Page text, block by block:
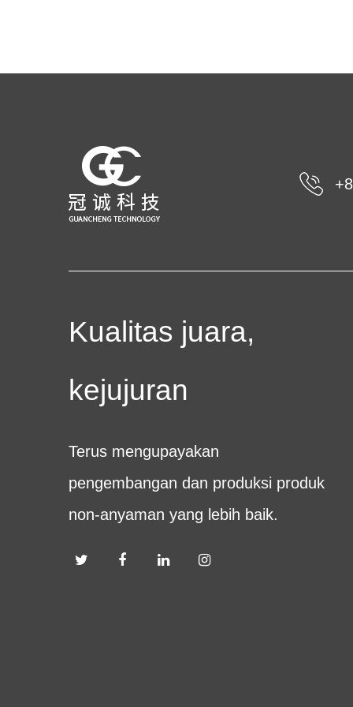
Kualitas juara,
kejujuran
Terus mengupayakan
pengembangan dan produksi produk
non-anyaman yang lebih baik.